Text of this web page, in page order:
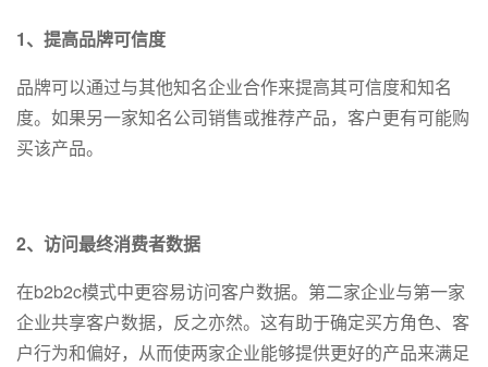
1、提高品牌可信度
品牌可以通过与其他知名企业合作来提高其可信度和知名
度。如果另一家知名公司销售或推荐产品，客户更有可能购
买该产品。
2、访问最终消费者数据
在b2b2c模式中更容易访问客户数据。第二家企业与第一家
企业共享客户数据，反之亦然。这有助于确定买方角色、客
户行为和偏好，从而使两家企业能够提供更好的产品来满足